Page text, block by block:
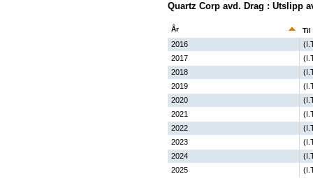
Quartz Corp avd. Drag : Utslipp
År
2016
2017
2018
2019
2020
2021
2022
2023
2024
2025